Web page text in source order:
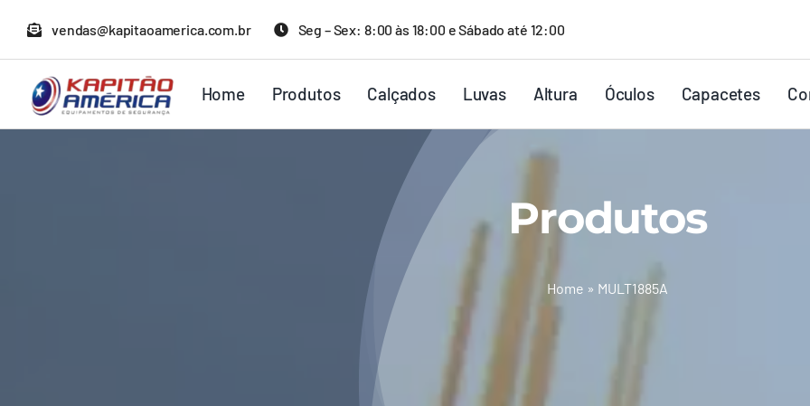
para
conteúdo
vendas@kapitaoamerica.com.br Seg – Sex: 8:00 às 18:00 e Sábado até 12:00
Home Produtos Calçados Luvas Altura Óculos Capacetes
Produtos
Home » MULT1885A